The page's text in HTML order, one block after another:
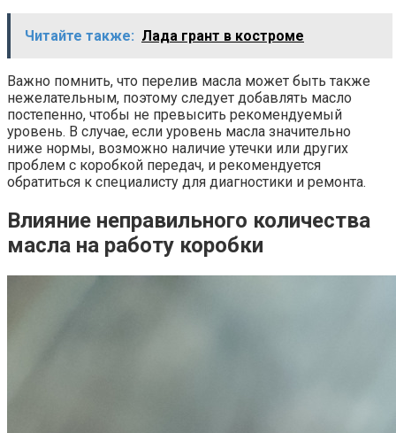
Читайте также: Лада грант в костроме
Важно помнить, что перелив масла может быть также
нежелательным, поэтому следует добавлять масло
постепенно, чтобы не превысить рекомендуемый
уровень. В случае, если уровень масла значительно
ниже нормы, возможно наличие утечки или других
проблем с коробкой передач, и рекомендуется
обратиться к специалисту для диагностики и ремонта.
Влияние неправильного количества
масла на работу коробки